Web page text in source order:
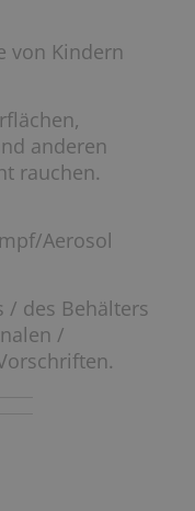
von Kindern
anderen
rauchen.
Aerosol
/ des Behälters
/